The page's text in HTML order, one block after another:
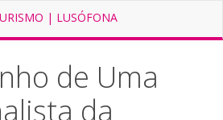
| LUSÓFONA
de Uma
da